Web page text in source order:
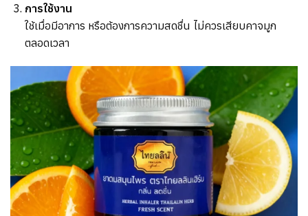
การใช้งาน
ใช้เมื่อมีอาการ หรือต้องการความสดชื่น ไม่ควรเสียบคาจมูก
ตลอดเวลา